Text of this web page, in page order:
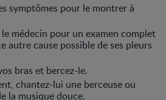
symptômes pour le montrer à
médecin pour un examen complet
autre cause possible de ses pleurs
bras et bercez-le.
chantez-lui une berceuse ou
la musique douce.